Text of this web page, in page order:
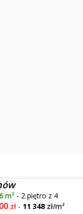
m² - 2 piętro z 4
zł - 11 348 zł/m²